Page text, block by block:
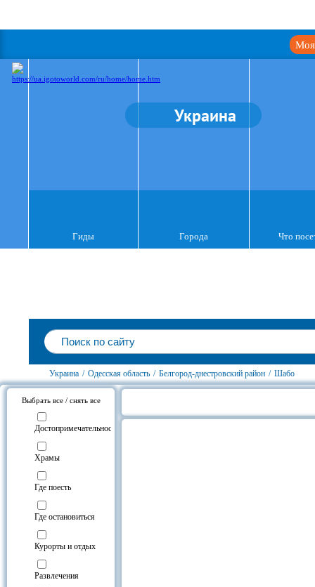
Моя
Украина
Гиды Города Что
Украина / Одесская область / Белгород-днестровский район / Шабо
Выбрать все / снять все
Достопримечательности
Храмы
Где поесть
Где остановиться
Курорты и отдых
Развлечения